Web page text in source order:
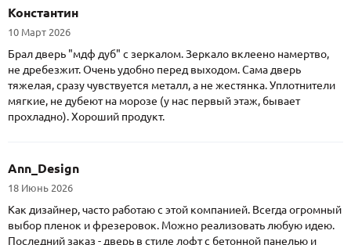
Константин
10 Март 2026
Брал дверь "мдф дуб" с зеркалом. Зеркало вклеено намертво,
не дребезжит. Очень удобно перед выходом. Сама дверь
тяжелая, сразу чувствуется металл, а не жестянка. Уплотнители
мягкие, не дубеют на морозе (у нас первый этаж, бывает
прохладно). Хороший продукт.
Ann_Design
18 Июнь 2026
Как дизайнер, часто работаю с этой компанией. Всегда огромный
выбор пленок и фрезеровок. Можно реализовать любую идею.
Последний заказ - дверь в стиле лофт с бетонной панелью и